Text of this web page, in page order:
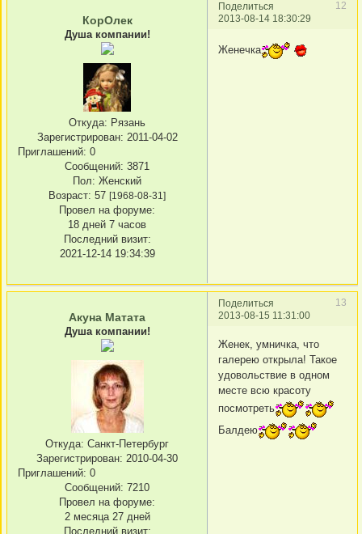
Поделиться
12
2013-08-14 18:30:29
КорОлек
Душа компании!
Откуда: Рязань
Зарегистрирован: 2011-04-02
Приглашений: 0
Сообщений: 3871
Пол: Женский
Возраст: 57 [1968-08-31]
Провел на форуме:
18 дней 7 часов
Последний визит:
2021-12-14 19:34:39
Женечка
Поделиться
13
2013-08-15 11:31:00
Акуна Матата
Душа компании!
Откуда: Санкт-Петербург
Зарегистрирован: 2010-04-30
Приглашений: 0
Сообщений: 7210
Провел на форуме:
2 месяца 27 дней
Последний визит:
Женек, умничка, что
галерею открыла! Такое
удовольствие в одном
месте всю красоту
посмотреть
Балдею